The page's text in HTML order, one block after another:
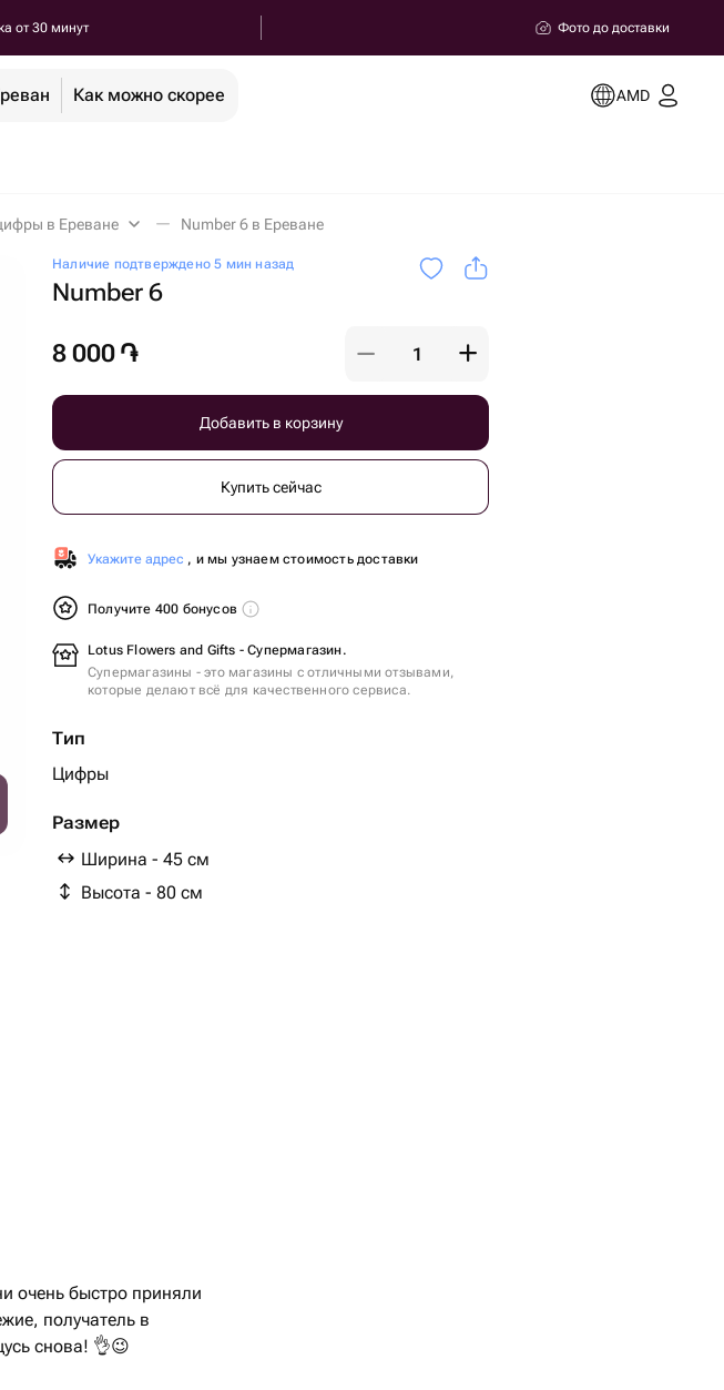
от 30 минут Фото до доставки
Как можно скорее AMD
в Ереване Number 6 в Ереване
Наличие подтверждено 5 мин назад
Number 6
8 000 ֏
Добавить в корзину
Купить сейчас
Укажите адрес , и мы узнаем стоимость доставки
Получите 400 бонусов
Lotus Flowers and Gifts - Супермагазин.
Супермагазины - это магазины с отличными отзывами,
которые делают всё для качественного сервиса.
Тип
Цифры
Размер
Ширина - 45 см
Высота - 80 см
очень быстро приняли
получатель в
снова! 👌😉